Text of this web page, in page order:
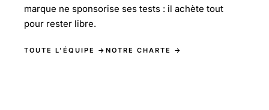
marque ne sponsorise ses tests : il achète tout
pour rester libre.
TOUTE L'ÉQUIPE → NOTRE CHARTE →